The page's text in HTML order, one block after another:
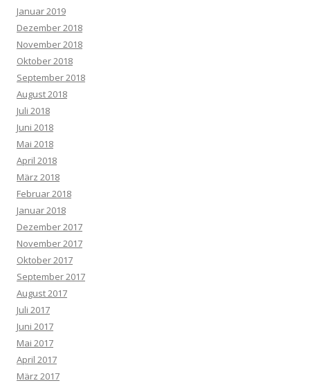
Januar 2019
Dezember 2018
November 2018
Oktober 2018
September 2018
August 2018
Juli 2018
Juni 2018
Mai 2018
April 2018
März 2018
Februar 2018
Januar 2018
Dezember 2017
November 2017
Oktober 2017
September 2017
August 2017
Juli 2017
Juni 2017
Mai 2017
April 2017
März 2017